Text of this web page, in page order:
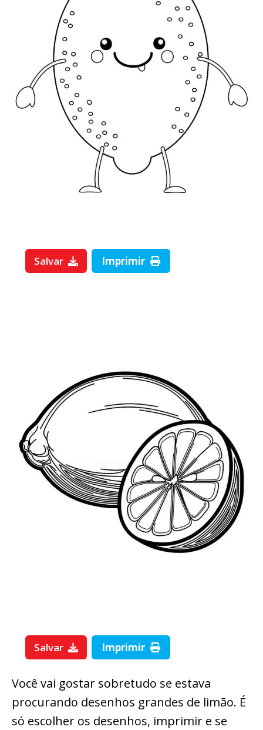
Salvar Imprimir
Salvar Imprimir
Você vai gostar sobretudo se estava
procurando desenhos grandes de limão. É
só escolher os desenhos, imprimir e se